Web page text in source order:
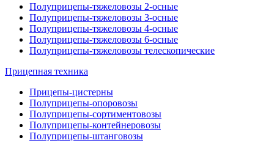
Полуприцепы-тяжеловозы 2-осные
Полуприцепы-тяжеловозы 3-осные
Полуприцепы-тяжеловозы 4-осные
Полуприцепы-тяжеловозы 6-осные
Полуприцепы-тяжеловозы телескопические
Прицепная техника
Прицепы-цистерны
Полуприцепы-опоровозы
Полуприцепы-сортиментовозы
Полуприцепы-контейнеровозы
Полуприцепы-штанговозы